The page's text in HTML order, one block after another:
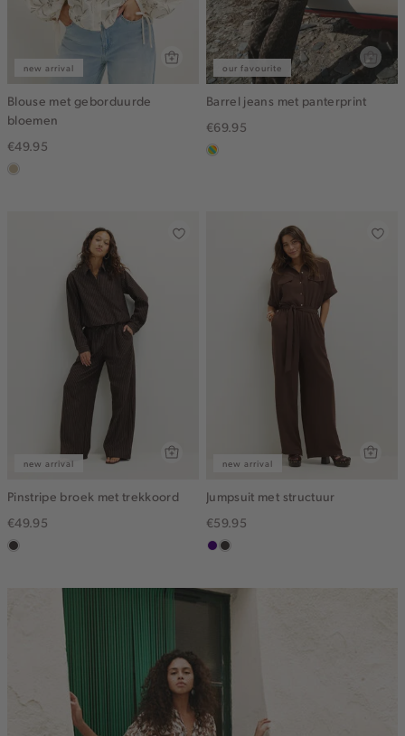
new arrival
Blouse met geborduurde
bloemen
€49.95
lichtzand
our favourite
Barrel jeans met panterprint
€69.95
meerkleurig
new arrival
Pinstripe broek met trekkoord
€49.95
choco
new arrival
Jumpsuit met structuur
€59.95
indigochoco